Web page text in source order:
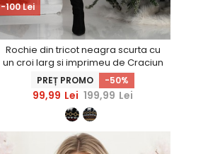
-100 Lei
Rochie din tricot neagra scurta cu
un croi larg si imprimeu de Craciun
PREȚ PROMO -50%
99,99 Lei 199,99 Lei